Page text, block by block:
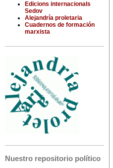
Edicions internacionals
Sedov
Alejandría proletaria
Cuadernos de formación
marxista
Nuestro repositorio político